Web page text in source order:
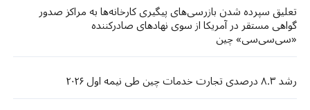
تعلیق سپرده شدن بازرسی‌های پیگیری کارخانه‌ها به مراکز صدور
گواهی مستقر در آمریکا از سوی نهادهای صادرکننده
«سی‌سی‌سی» چین
رشد ۸.۳ درصدی تجارت خدمات چین طی نیمه اول ۲۰۲۶